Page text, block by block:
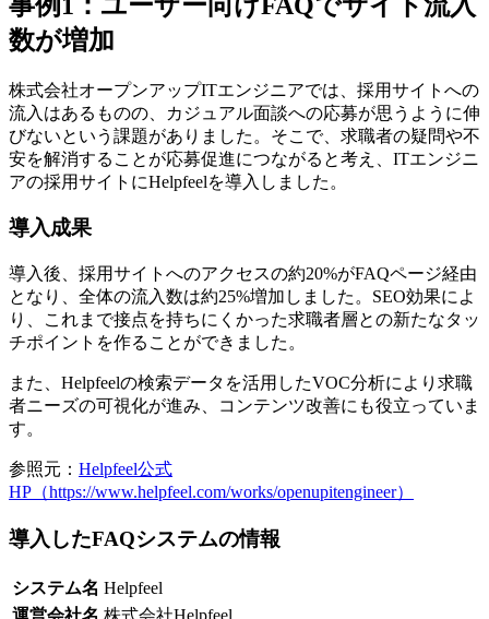
数が増加
株式会社オープンアップITエンジニアでは、 採用サイトへの
流入はあるものの、カジュアル面談への応募が思うように伸
びないという課題がありました 。そこで、求職者の疑問や不
安を解消することが応募促進につながると考え、ITエンジニ
アの採用サイトにHelpfeelを導入しました。
導入成果
導入後、 採用サイトへのアクセスの約20%がFAQページ経由
となり、全体の流入数は約25%増加しました 。SEO効果によ
り、これまで接点を持ちにくかった求職者層との新たなタッ
チポイントを作ることができました。
また、Helpfeelの検索データを活用したVOC分析により求職
者ニーズの可視化が進み、コンテンツ改善にも役立っていま
す。
参照元： Helpfeel公式
HP（https://www.helpfeel.com/works/openupitengineer）
導入したFAQシステムの情報
システム名 Helpfeel
運営会社名 株式会社Helpfeel